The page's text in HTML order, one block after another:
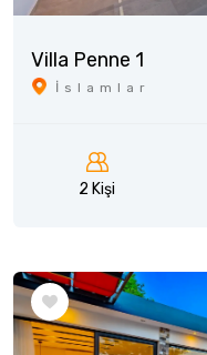
Villa Penne 1
İslamlar
2 Kişi